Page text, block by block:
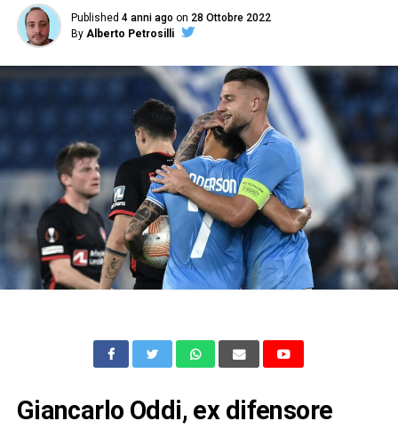
Published 4 anni ago on 28 Ottobre 2022
By Alberto Petrosilli
Giancarlo Oddi, ex difensore